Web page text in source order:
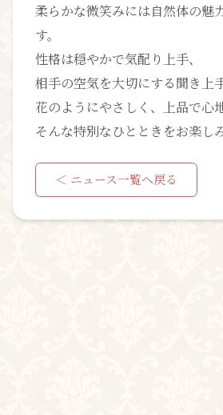
柔らかな微笑みには自然体の魅
す。
性格は穏やかで気配り上手、
相手の空気を大切にする聞き上
花のようにやさしく、上品で心地
そんな特別なひとときをお楽し
＜ ニュース一覧へ戻る